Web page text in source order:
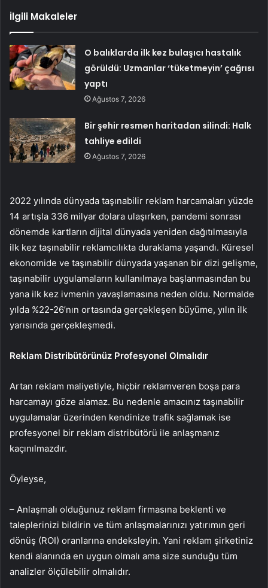
İlgili Makaleler
O balıklarda ilk kez bulaşıcı hastalık
görüldü: Uzmanlar ‘tüketmeyin’ çağrısı
yaptı
Ağustos 7, 2026
Bir şehir resmen haritadan silindi: Halk
tahliye edildi
Ağustos 7, 2026
2022 yılında dünyada taşınabilir reklam harcamaları yüzde
14 artışla 336 milyar dolara ulaşırken, pandemi sonrası
dönemde kartların dijital dünyada yeniden dağıtılmasıyla
ilk kez taşınabilir reklamcılıkta duraklama yaşandı. Küresel
ekonomide ve taşınabilir dünyada yaşanan bir dizi gelişme,
taşınabilir uygulamaların kullanılmaya başlanmasından bu
yana ilk kez ivmenin yavaşlamasına neden oldu. Normalde
yılda %22-26’nın ortasında gerçekleşen büyüme, yılın ilk
yarısında gerçekleşmedi.
Reklam Distribütörünüz Profesyonel Olmalıdır
Artan reklam maliyetiyle, hiçbir reklamveren boşa para
harcamayı göze alamaz. Bu nedenle amacınız taşınabilir
uygulamalar üzerinden kendinize trafik sağlamak ise
profesyonel bir reklam distribütörü ile anlaşmanız
kaçınılmazdır.
Öyleyse,
– Anlaşmalı olduğunuz reklam firmasına beklenti ve
taleplerinizi bildirin ve tüm anlaşmalarınızı yatırımın geri
dönüş (ROI) oranlarına endeksleyin. Yani reklam şirketiniz
kendi alanında en uygun olmalı ama size sunduğu tüm
analizler ölçülebilir olmalıdır.